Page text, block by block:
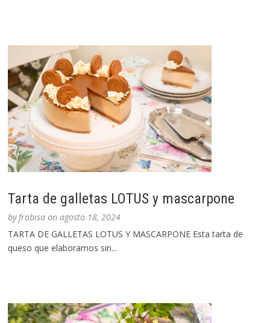
Tarta de galletas LOTUS y mascarpone
byfrabisa onagosto 18, 2024
TARTA DE GALLETAS LOTUS Y MASCARPONE Esta tarta de
queso que elaboramos sin...